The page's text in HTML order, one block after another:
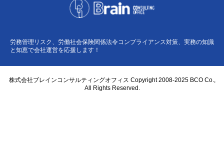
労務管理リスク、労働社会保険関係法令コンプライアンス対策、実務の知識
と知恵で会社運営を応援します！
株式会社ブレインコンサルティングオフィス Copyright 2008-2025 BCO Co.,
All Rights Reserved.